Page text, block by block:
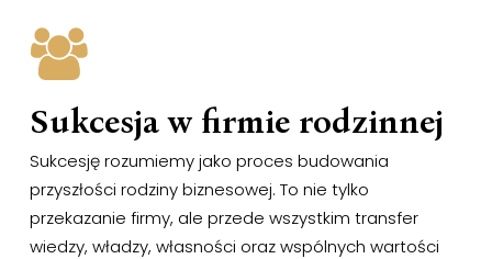
Sukcesja w firmie rodzinnej
Sukcesję rozumiemy jako proces budowania
przyszłości rodziny biznesowej. To nie tylko
przekazanie firmy, ale przede wszystkim transfer
wiedzy, władzy, własności oraz wspólnych wartości